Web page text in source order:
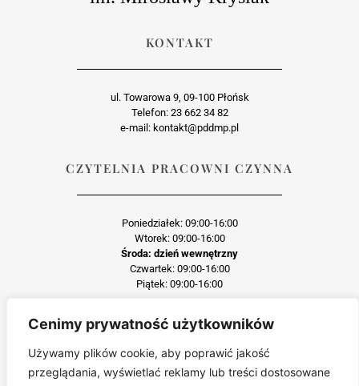
Cenimy prywatność użytkowników
Używamy plików cookie, aby poprawić jakość
przeglądania, wyświetlać reklamy lub treści dostosowane
KONTAKT
ul. Towarowa 9, 09-100 Płońsk
Telefon: 23 662 34 82
e-mail: kontakt@pddmp.pl
CZYTELNIA PRACOWNI CZYNNA
Poniedziałek: 09:00-16:00
Wtorek: 09:00-16:00
Środa: dzień wewnętrzny
Czwartek: 09:00-16:00
Piątek: 09:00-16:00
Każda reprodukcja lub adaptacja całości bądź części materiału, niezależnie od
Jakiekolwiek kopiowanie, reprodukcja lub publikacja prezentowanego materiału
pochodzącego ze strony pddmp.pl w jakiejkolwiek formie i postaci jest zabroniona